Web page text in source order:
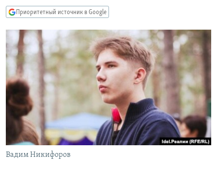
поиску
СЕВЕР.РЕАЛИИ
РАСПИСАНИЕ ВЕЩАНИЯ
ПОДПИШИТЕСЬ НА РАССЫЛКУ
СОЦИАЛЬНЫЕ СЕТИ
Все сайты РСЕ/РС
Приоритетный источник в Google
Вадим Никифоров